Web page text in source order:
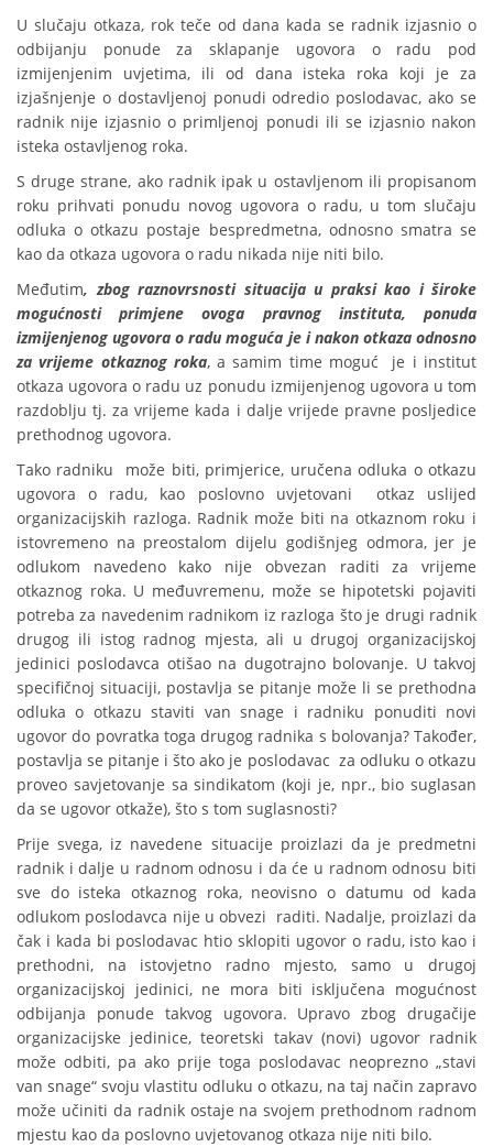
U slučaju otkaza, rok teče od dana kada se radnik izjasnio o
odbijanju ponude za sklapanje ugovora o radu pod
izmijenjenim uvjetima, ili od dana isteka roka koji je za
izjašnjenje o dostavljenoj ponudi odredio poslodavac, ako se
radnik nije izjasnio o primljenoj ponudi ili se izjasnio nakon
isteka ostavljenog roka.
S druge strane, ako radnik ipak u ostavljenom ili propisanom
roku prihvati ponudu novog ugovora o radu, u tom slučaju
odluka o otkazu postaje bespredmetna, odnosno smatra se
kao da otkaza ugovora o radu nikada nije niti bilo.
Međutim, zbog raznovrsnosti situacija u praksi kao i široke
mogućnosti primjene ovoga pravnog instituta, ponuda
izmijenjenog ugovora o radu moguća je i nakon otkaza odnosno
za vrijeme otkaznog roka, a samim time moguć je i institut
otkaza ugovora o radu uz ponudu izmijenjenog ugovora u tom
razdoblju tj. za vrijeme kada i dalje vrijede pravne posljedice
prethodnog ugovora.
Tako radniku može biti, primjerice, uručena odluka o otkazu
ugovora o radu, kao poslovno uvjetovani otkaz uslijed
organizacijskih razloga. Radnik može biti na otkaznom roku i
istovremeno na preostalom dijelu godišnjeg odmora, jer je
odlukom navedeno kako nije obvezan raditi za vrijeme
otkaznog roka. U međuvremenu, može se hipotetski pojaviti
potreba za navedenim radnikom iz razloga što je drugi radnik
drugog ili istog radnog mjesta, ali u drugoj organizacijskoj
jedinici poslodavca otišao na dugotrajno bolovanje. U takvoj
specifičnoj situaciji, postavlja se pitanje može li se prethodna
odluka o otkazu staviti van snage i radniku ponuditi novi
ugovor do povratka toga drugog radnika s bolovanja? Također,
postavlja se pitanje i što ako je poslodavac za odluku o otkazu
proveo savjetovanje sa sindikatom (koji je, npr., bio suglasan
da se ugovor otkaže), što s tom suglasnosti?
Prije svega, iz navedene situacije proizlazi da je predmetni
radnik i dalje u radnom odnosu i da će u radnom odnosu biti
sve do isteka otkaznog roka, neovisno o datumu od kada
odlukom poslodavca nije u obvezi raditi. Nadalje, proizlazi da
čak i kada bi poslodavac htio sklopiti ugovor o radu, isto kao i
prethodni, na istovjetno radno mjesto, samo u drugoj
organizacijskoj jedinici, ne mora biti isključena mogućnost
odbijanja ponude takvog ugovora. Upravo zbog drugačije
organizacijske jedinice, teoretski takav (novi) ugovor radnik
može odbiti, pa ako prije toga poslodavac neoprezno „stavi
van snage“ svoju vlastitu odluku o otkazu, na taj način zapravo
može učiniti da radnik ostaje na svojem prethodnom radnom
mjestu kao da poslovno uvjetovanog otkaza nije niti bilo.